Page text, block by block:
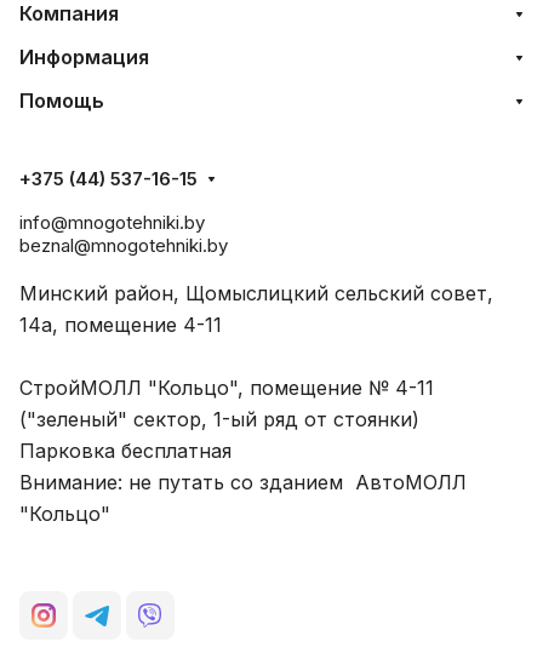
Компания
Информация
Помощь
+375 (44) 537-16-15
info@mnogotehniki.by
beznal@mnogotehniki.by
Минский район, Щомыслицкий сельский совет,
14а, помещение 4-11
СтройМОЛЛ "Кольцо", помещение № 4-11
("зеленый" сектор, 1-ый ряд от стоянки)
Парковка бесплатная
Внимание: не путать со зданием АвтоМОЛЛ
"Кольцо"